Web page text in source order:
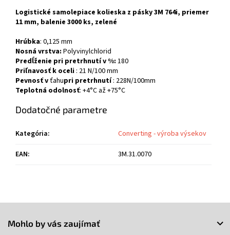
Logistické samolepiace kolieska z pásky 3M 764i, priemer
11 mm, balenie 3000 ks, zelené
Hrúbka: 0,125 mm
Nosná vrstva: Polyvinylchlorid
Predĺženie pri pretrhnutí v %: 180
Priľnavosť k oceli : 21 N/100 mm
Pevnosť vťahupri pretrhnutí: 228N/100mm
Teplotná odolnosť: +4°C až +75°C
Dodatočné parametre
Kategória:
Converting - výroba výsekov
EAN: 3M.31.0070
Mohlo by vás zaujímať